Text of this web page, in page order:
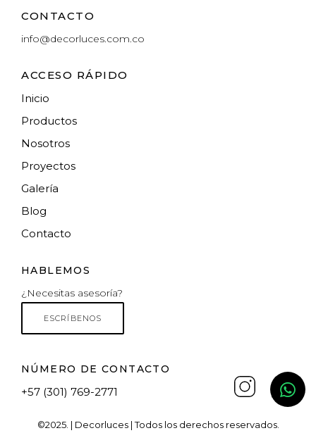
CONTACTO
info@decorluces.com.co
ACCESO RÁPIDO
Inicio
Productos
Nosotros
Proyectos
Galería
Blog
Contacto
HABLEMOS
¿Necesitas asesoría?
ESCRÍBENOS
NÚMERO DE CONTACTO
+57 (301) 769-2771 Instagram
©2025. | Decorluces | Todos los derechos reservados.